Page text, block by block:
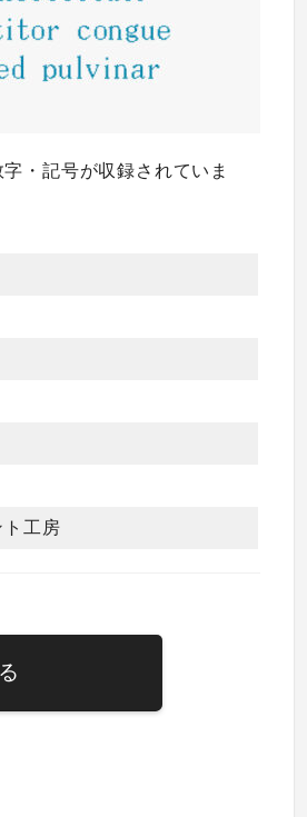
・記号が収録されていま
工房